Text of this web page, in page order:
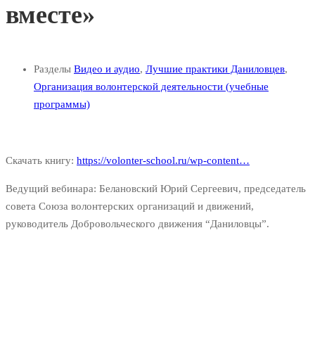
вместе»
Разделы Видео и аудио, Лучшие практики Даниловцев,
Организация волонтерской деятельности (учебные
программы)
Скачать книгу: https://volonter-school.ru/wp-content…
Ведущий вебинара: Белановский Юрий Сергеевич, председатель
совета Союза волонтерских организаций и движений,
руководитель Добровольческого движения “Даниловцы”.